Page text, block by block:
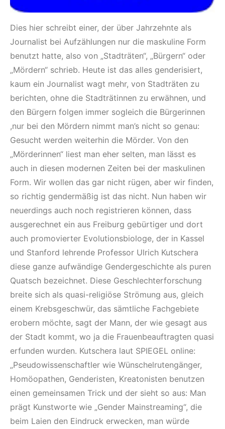
Dies hier schreibt einer, der über Jahrzehnte als
Journalist bei Aufzählungen nur die maskuline Form
benutzt hatte, also von „Stadträten“, „Bürgern“ oder
„Mördern“ schrieb. Heute ist das alles genderisiert,
kaum ein Journalist wagt mehr, von Stadträten zu
berichten, ohne die Stadträtinnen zu erwähnen, und
den Bürgern folgen immer sogleich die Bürgerinnen
,nur bei den Mördern nimmt man’s nicht so genau:
Gesucht werden weiterhin die Mörder. Von den
„Mörderinnen“ liest man eher selten, man lässt es
auch in diesen modernen Zeiten bei der maskulinen
Form. Wir wollen das gar nicht rügen, aber wir finden,
so richtig gendermäßig ist das nicht. Nun haben wir
neuerdings auch noch registrieren können, dass
ausgerechnet ein aus Freiburg gebürtiger und dort
auch promovierter Evolutionsbiologe, der in Kassel
und Stanford lehrende Professor Ulrich Kutschera
diese ganze aufwändige Gendergeschichte als puren
Quatsch bezeichnet. Diese Geschlechterforschung
breite sich als quasi-religiöse Strömung aus, gleich
einem Krebsgeschwür, das sämtliche Fachgebiete
erobern möchte, sagt der Mann, der wie gesagt aus
der Stadt kommt, wo ja die Frauenbeauftragten quasi
erfunden wurden. Kutschera laut SPIEGEL online:
„Pseudowissenschaftler wie Wünschelrutengänger,
Homöopathen, Genderisten, Kreatonisten benutzen
einen gemeinsamen Trick und der sieht so aus: Man
prägt Kunstworte wie „Gender Mainstreaming“, die
beim Laien den Eindruck erwecken, man würde